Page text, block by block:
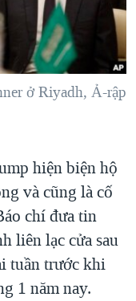
NAM
NAM
ở Riyadh, Ả-rập
hiện biện hộ
và cũng là cố
chí đưa tin
liên lạc cửa sau
tuần trước khi
1 năm nay.